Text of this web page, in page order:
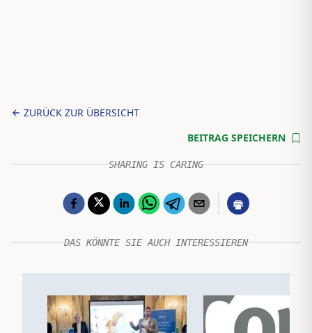
ZURÜCK ZUR ÜBERSICHT
BEITRAG SPEICHERN
SHARING IS CARING
DAS KÖNNTE SIE AUCH INTERESSIEREN